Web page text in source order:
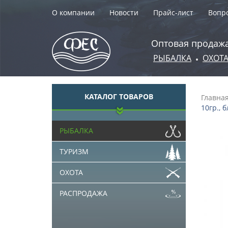
О компании Новости Прайс-лист
Оптовая
РЫБАЛКА • ОХОТА
КАТАЛОГ ТОВАРОВ
РЫБАЛКА
ТУРИЗМ
ОХОТА
РАСПРОДАЖА
Главная
10гр.,